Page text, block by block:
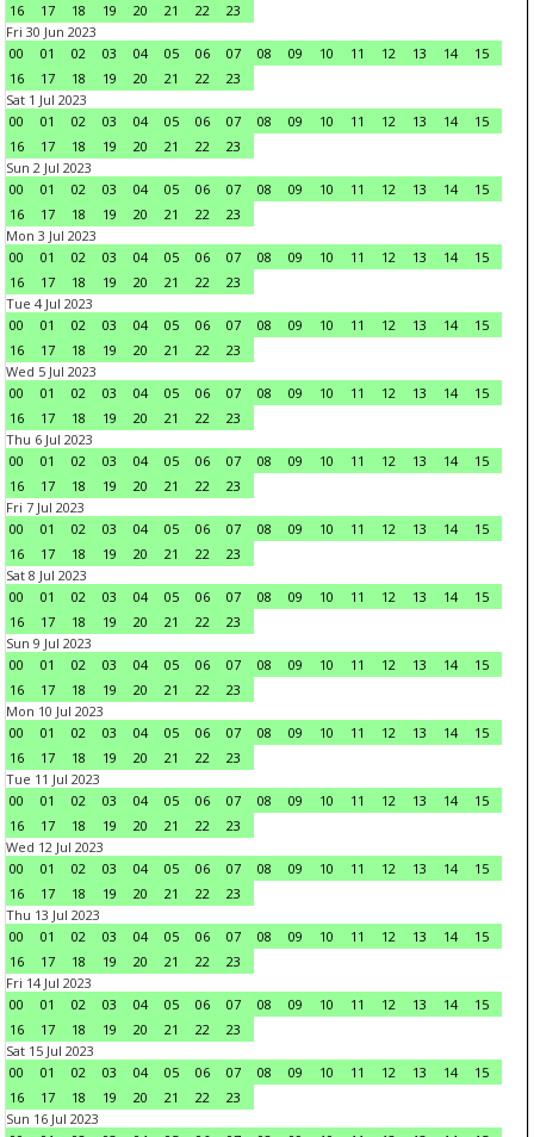
16
17 18 19 20 21 22
23
Fri 30 Jun 2023
00
01 02 03 04 05 06 07 08 09 10 11 12 13 14
15
16
17 18 19 20 21 22
23
Sat 1 Jul 2023
00
01 02 03 04 05 06 07 08 09 10 11 12 13 14
15
16
17 18 19 20 21 22
23
Sun 2 Jul 2023
00
01 02 03 04 05 06 07 08 09 10 11 12 13 14
15
16
17 18 19 20 21 22
23
Mon 3 Jul 2023
00
01 02 03 04 05 06 07 08 09 10 11 12 13 14
15
16
17 18 19 20 21 22
23
Tue 4 Jul 2023
00
01 02 03 04 05 06 07 08 09 10 11 12 13 14
15
16
17 18 19 20 21 22
23
Wed 5 Jul 2023
00
01 02 03 04 05 06 07 08 09 10 11 12 13 14
15
16
17 18 19 20 21 22
23
Thu 6 Jul 2023
00
01 02 03 04 05 06 07 08 09 10 11 12 13 14
15
16
17 18 19 20 21 22
23
Fri 7 Jul 2023
00
01 02 03 04 05 06 07 08 09 10 11 12 13 14
15
16
17 18 19 20 21 22
23
Sat 8 Jul 2023
00
01 02 03 04 05 06 07 08 09 10 11 12 13 14
15
16
17 18 19 20 21 22
23
Sun 9 Jul 2023
00
01 02 03 04 05 06 07 08 09 10 11 12 13 14
15
16
17 18 19 20 21 22
23
Mon 10 Jul 2023
00
01 02 03 04 05 06 07 08 09 10 11 12 13 14
15
16
17 18 19 20 21 22
23
Tue 11 Jul 2023
00
01 02 03 04 05 06 07 08 09 10 11 12 13 14
15
16
17 18 19 20 21 22
23
Wed 12 Jul 2023
00
01 02 03 04 05 06 07 08 09 10 11 12 13 14
15
16
17 18 19 20 21 22
23
Thu 13 Jul 2023
00
01 02 03 04 05 06 07 08 09 10 11 12 13 14
15
16
17 18 19 20 21 22
23
Fri 14 Jul 2023
00
01 02 03 04 05 06 07 08 09 10 11 12 13 14
15
16
17 18 19 20 21 22
23
Sat 15 Jul 2023
00
01 02 03 04 05 06 07 08 09 10 11 12 13 14
15
16
17 18 19 20 21 22
23
Sun 16 Jul 2023